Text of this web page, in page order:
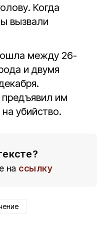
Когда
вызвали
между 26-
и двумя
им
убийство.
на ссылку